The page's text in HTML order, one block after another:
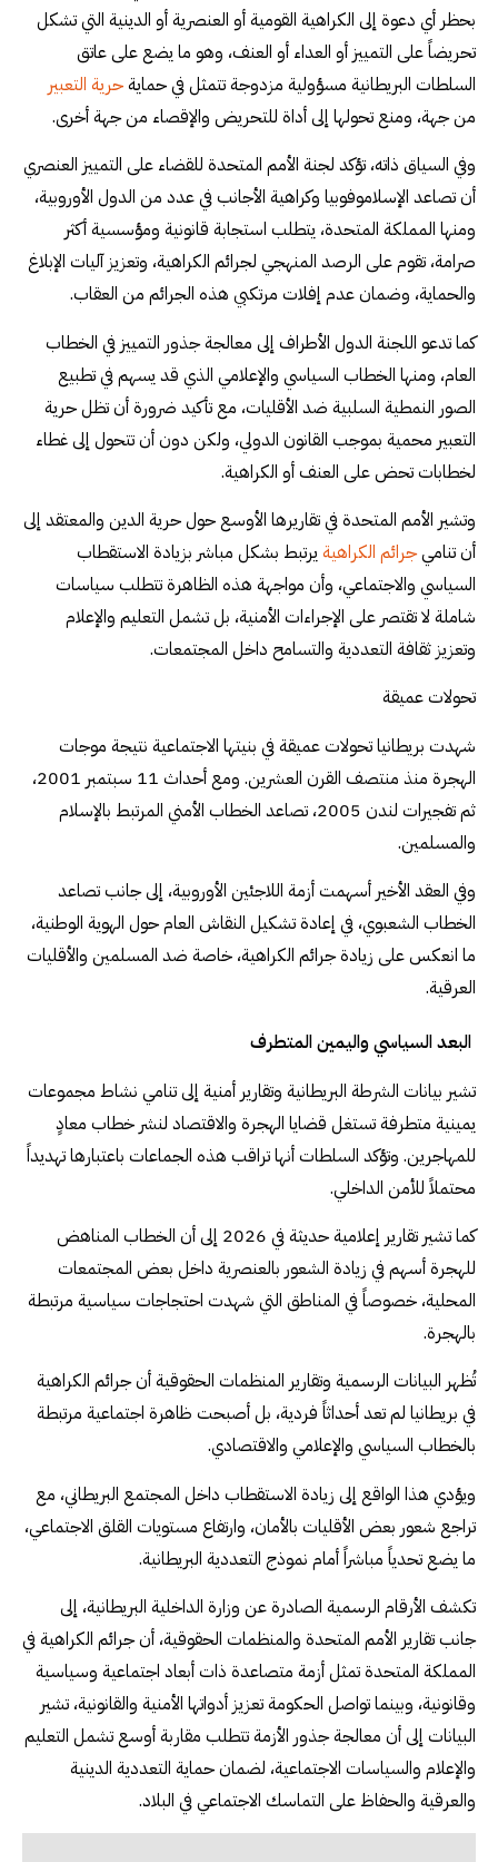
بحظر أي دعوة إلى الكراهية القومية أو العنصرية أو الدينية التي تشكل
تحريضاً على التمييز أو العداء أو العنف، وهو ما يضع على عاتق
السلطات البريطانية مسؤولية مزدوجة تتمثل في حماية حرية التعبير
من جهة، ومنع تحولها إلى أداة للتحريض والإقصاء من جهة أخرى.
وفي السياق ذاته، تؤكد لجنة الأمم المتحدة للقضاء على التمييز العنصري
أن تصاعد الإسلاموفوبيا وكراهية الأجانب في عدد من الدول الأوروبية،
ومنها المملكة المتحدة، يتطلب استجابة قانونية ومؤسسية أكثر
صرامة، تقوم على الرصد المنهجي لجرائم الكراهية، وتعزيز آليات الإبلاغ
والحماية، وضمان عدم إفلات مرتكبي هذه الجرائم من العقاب.
كما تدعو اللجنة الدول الأطراف إلى معالجة جذور التمييز في الخطاب
العام، ومنها الخطاب السياسي والإعلامي الذي قد يسهم في تطبيع
الصور النمطية السلبية ضد الأقليات، مع تأكيد ضرورة أن تظل حرية
التعبير محمية بموجب القانون الدولي، ولكن دون أن تتحول إلى غطاء
لخطابات تحض على العنف أو الكراهية.
وتشير الأمم المتحدة في تقاريرها الأوسع حول حرية الدين والمعتقد إلى
أن تناميجرائم الكراهية يرتبط بشكل مباشر بزيادة الاستقطاب
السياسي والاجتماعي، وأن مواجهة هذه الظاهرة تتطلب سياسات
شاملة لا تقتصر على الإجراءات الأمنية، بل تشمل التعليم والإعلام
وتعزيز ثقافة التعددية والتسامح داخل المجتمعات.
تحولات عميقة
شهدت بريطانيا تحولات عميقة في بنيتها الاجتماعية نتيجة موجات
الهجرة منذ منتصف القرن العشرين. ومع أحداث 11 سبتمبر 2001،
ثم تفجيرات لندن 2005، تصاعد الخطاب الأمني المرتبط بالإسلام
والمسلمين.
وفي العقد الأخير أسهمت أزمة اللاجئين الأوروبية، إلى جانب تصاعد
الخطاب الشعبوي، في إعادة تشكيل النقاش العام حول الهوية الوطنية،
ما انعكس على زيادة جرائم الكراهية، خاصة ضد المسلمين والأقليات
العرقية.
البعد السياسي واليمين المتطرف
تشير بيانات الشرطة البريطانية وتقارير أمنية إلى تنامي نشاط مجموعات
يمينية متطرفة تستغل قضايا الهجرة والاقتصاد لنشر خطاب معادٍ
للمهاجرين. وتؤكد السلطات أنها تراقب هذه الجماعات باعتبارها تهديداً
محتملاً للأمن الداخلي.
كما تشير تقارير إعلامية حديثة في 2026 إلى أن الخطاب المناهض
للهجرة أسهم في زيادة الشعور بالعنصرية داخل بعض المجتمعات
المحلية، خصوصاً في المناطق التي شهدت احتجاجات سياسية مرتبطة
بالهجرة.
تُظهر البيانات الرسمية وتقارير المنظمات الحقوقية أن جرائم الكراهية
في بريطانيا لم تعد أحداثاً فردية، بل أصبحت ظاهرة اجتماعية مرتبطة
بالخطاب السياسي والإعلامي والاقتصادي.
ويؤدي هذا الواقع إلى زيادة الاستقطاب داخل المجتمع البريطاني، مع
تراجع شعور بعض الأقليات بالأمان، وارتفاع مستويات القلق الاجتماعي،
ما يضع تحدياً مباشراً أمام نموذج التعددية البريطانية.
تكشف الأرقام الرسمية الصادرة عن وزارة الداخلية البريطانية، إلى
جانب تقارير الأمم المتحدة والمنظمات الحقوقية، أن جرائم الكراهية في
المملكة المتحدة تمثل أزمة متصاعدة ذات أبعاد اجتماعية وسياسية
وقانونية، وبينما تواصل الحكومة تعزيز أدواتها الأمنية والقانونية، تشير
البيانات إلى أن معالجة جذور الأزمة تتطلب مقاربة أوسع تشمل التعليم
والإعلام والسياسات الاجتماعية، لضمان حماية التعددية الدينية
والعرقية والحفاظ على التماسك الاجتماعي في البلاد.